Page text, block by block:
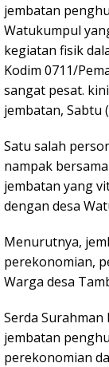
jembatan
Watukumpul
kegiatan fisik
Kodim 0711/
sangat pesat.
jembatan, Sabtu
Satu salah
nampak
jembatan yang
dengan desa
Menurutnya,
perekonomian,
Warga desa
Serda
jembatan
perekonomian